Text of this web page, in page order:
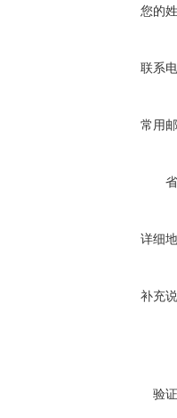
您的
联系
常用
详细
补充
验